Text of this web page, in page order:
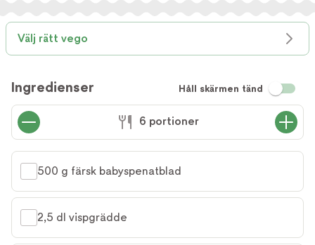
Välj rätt vego
Ingredienser Håll skärmen tänd
6 portioner
500 g färsk babyspenatblad
2,5 dl vispgrädde